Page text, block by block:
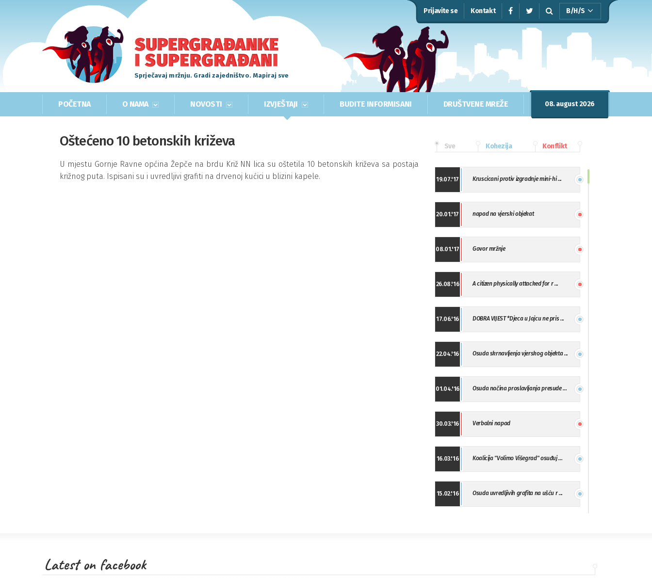
Prijavite se Kontakt B/H/S
Sprječavaj mržnju. Gradi zajedništvo. Mapiraj sve
POČETNA O NAMA NOVOSTI IZVJEŠTAJI BUDITE INFORMISANI DRUŠTVENE MREŽE 08. august 2026
Oštećeno 10 betonskih križeva
U mjestu Gornje Ravne općina Žepče na brdu Križ NN lica su oštetila 10 betonskih križeva sa postaja
križnog puta. Ispisani su i uvredljivi grafiti na drvenoj kućici u blizini kapele.
Sve Kohezija Konflikt
19.07.'17 Kruscicani protiv izgradnje mini-hi ...
20.01.'17 napad na vjerski objekat
08.01.'17 Govor mržnje
26.08.'16 A citizen physically attacked for r ...
17.06.'16 DOBRA VIJEST *Djeca u Jajcu ne pris ...
22.04.'16 Osuda skrnavljenja vjerskog objekta ...
01.04.'16 Osuda načina proslavljanja presude ...
30.03.'16 Verbalni napad
16.03.'16 Koalicija "Volimo Višegrad" osuđuj ...
15.02.'16 Osuda uvredljivih grafita na ušću r ...
Latest on facebook